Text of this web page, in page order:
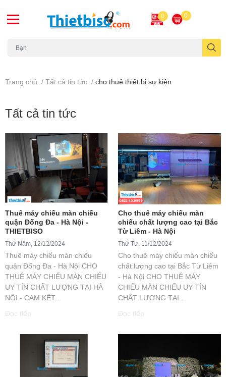
0 0
Trang chủ / Tất cả tin tức / cho thuê thiết bị sự kiện
Tất cả tin tức
Thuê máy chiếu màn chiếu
quận Đống Đa - Hà Nội -
THIETBISO
Thứ Năm, 12/12/2024
Thuê máy chiếu màn chiếu
quận Đống Đa - Hà Nội CHO
THUÊ MÁY CHIẾU MÀN CHIẾU
UY TÍN CHẤT LƯỢNG TẠI HÀ
NỘI - CAM KẾT...
Đọc tiếp
Cho thuê máy chiếu màn
chiếu chất lượng cao tại Bắc
Từ Liêm - Hà Nội
Thứ Tư, 11/12/2024
Cho thuê máy chiếu màn chiếu
chất lượng cao tại Bắc Từ Liêm
- Hà Nội CHO THUÊ MÁY
CHIẾU MÀN CHIẾU UY TÍN
CHẤT LƯỢNG TẠI...
Đọc tiếp